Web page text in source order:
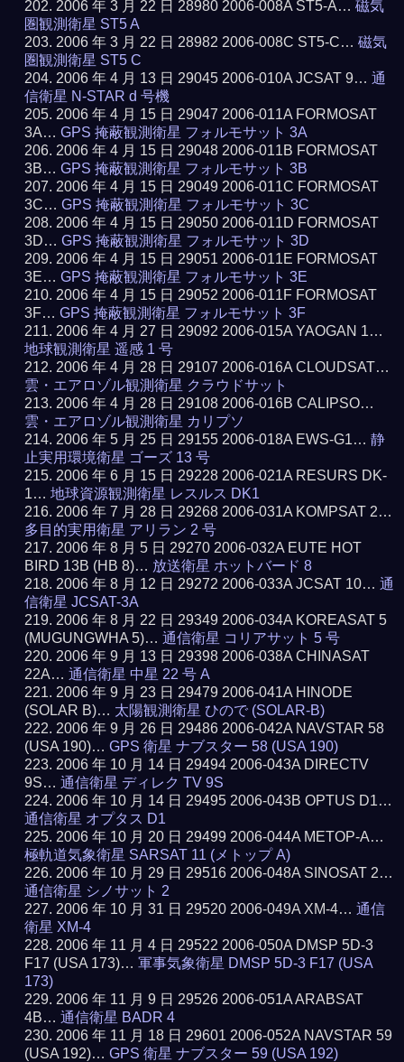
2006 年 3 月 22 日 28980 2006-008A ST5-A…磁気
圏観測衛星 ST5 A
2006 年 3 月 22 日 28982 2006-008C ST5-C…磁気
圏観測衛星 ST5 C
2006 年 4 月 13 日 29045 2006-010A JCSAT 9…通
信衛星 N-STAR d 号機
2006 年 4 月 15 日 29047 2006-011A FORMOSAT
3A…GPS 掩蔽観測衛星 フォルモサット 3A
2006 年 4 月 15 日 29048 2006-011B FORMOSAT
3B…GPS 掩蔽観測衛星 フォルモサット 3B
2006 年 4 月 15 日 29049 2006-011C FORMOSAT
3C…GPS 掩蔽観測衛星 フォルモサット 3C
2006 年 4 月 15 日 29050 2006-011D FORMOSAT
3D…GPS 掩蔽観測衛星 フォルモサット 3D
2006 年 4 月 15 日 29051 2006-011E FORMOSAT
3E…GPS 掩蔽観測衛星 フォルモサット 3E
2006 年 4 月 15 日 29052 2006-011F FORMOSAT
3F…GPS 掩蔽観測衛星 フォルモサット 3F
2006 年 4 月 27 日 29092 2006-015A YAOGAN 1…
地球観測衛星 遥感 1 号
2006 年 4 月 28 日 29107 2006-016A CLOUDSAT…
雲・エアロゾル観測衛星 クラウドサット
2006 年 4 月 28 日 29108 2006-016B CALIPSO…
雲・エアロゾル観測衛星 カリプソ
2006 年 5 月 25 日 29155 2006-018A EWS-G1…静
止実用環境衛星 ゴーズ 13 号
2006 年 6 月 15 日 29228 2006-021A RESURS DK-
1…地球資源観測衛星 レスルス DK1
2006 年 7 月 28 日 29268 2006-031A KOMPSAT 2…
多目的実用衛星 アリラン 2 号
2006 年 8 月 5 日 29270 2006-032A EUTE HOT
BIRD 13B (HB 8)… 放送衛星 ホットバード 8
2006 年 8 月 12 日 29272 2006-033A JCSAT 10…通
信衛星 JCSAT-3A
2006 年 8 月 22 日 29349 2006-034A KOREASAT 5
(MUGUNGWHA 5)…通信衛星 コリアサット 5 号
2006 年 9 月 13 日 29398 2006-038A CHINASAT
22A…通信衛星 中星 22 号 A
2006 年 9 月 23 日 29479 2006-041A HINODE
(SOLAR B)… 太陽観測衛星 ひので (SOLAR-B)
2006 年 9 月 26 日 29486 2006-042A NAVSTAR 58
(USA 190)…GPS 衛星 ナブスター 58 (USA 190)
2006 年 10 月 14 日 29494 2006-043A DIRECTV
9S…通信衛星 ディレク TV 9S
2006 年 10 月 14 日 29495 2006-043B OPTUS D1…
通信衛星 オプタス D1
2006 年 10 月 20 日 29499 2006-044A METOP-A…
極軌道気象衛星 SARSAT 11 (メトップ A)
2006 年 10 月 29 日 29516 2006-048A SINOSAT 2…
通信衛星 シノサット 2
2006 年 10 月 31 日 29520 2006-049A XM-4…通信
衛星 XM-4
2006 年 11 月 4 日 29522 2006-050A DMSP 5D-3
F17 (USA 173)…軍事気象衛星 DMSP 5D-3 F17 (USA
173)
2006 年 11 月 9 日 29526 2006-051A ARABSAT
4B…通信衛星 BADR 4
2006 年 11 月 18 日 29601 2006-052A NAVSTAR 59
(USA 192)…GPS 衛星 ナブスター 59 (USA 192)